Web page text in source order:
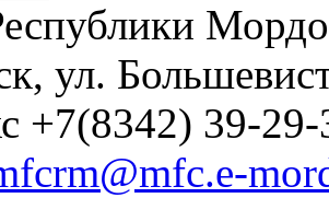
ул.
+7(8342) 39-29-